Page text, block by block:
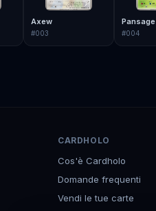
Axew
#003
Pansage
#004
CARDHOLO
Cos'è Cardholo
Domande frequenti
Vendi le tue carte